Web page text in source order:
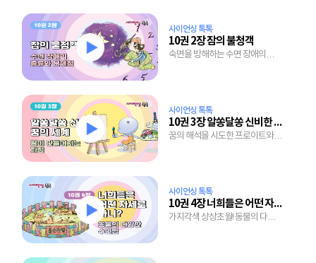
사이언싱 톡톡
10권 2장 잠의 불청객
숙면을 방해하는 수면 장애의
사이언싱 톡톡
10권 3장 알쏭달쏭 신비한 꿈의 세계
꿈의 해석을 시도한 프로이트와
사이언싱 톡톡
10권 4장 너희들은 어떤 자세로 자니?
가지각색 상상초월! 동물의 다양한